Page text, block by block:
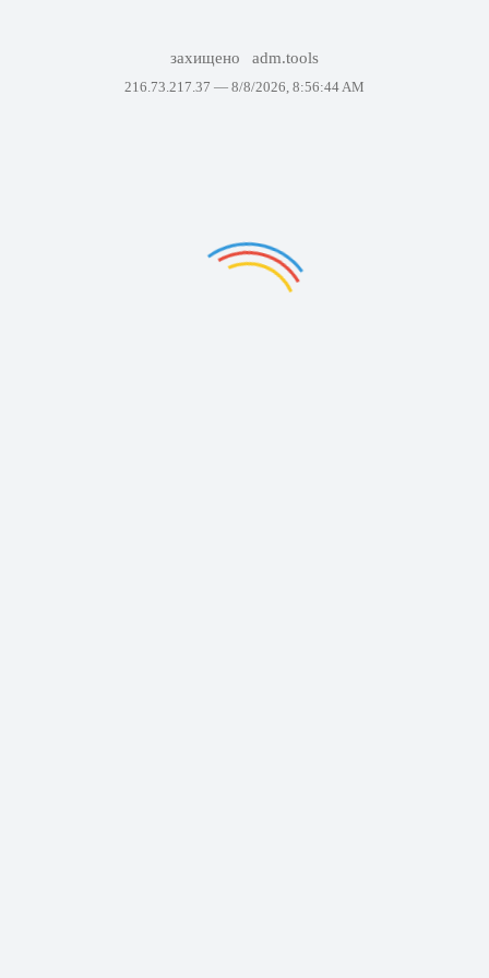
захищено adm.tools
216.73.217.37 — 8/8/2026, 8:56:44 AM